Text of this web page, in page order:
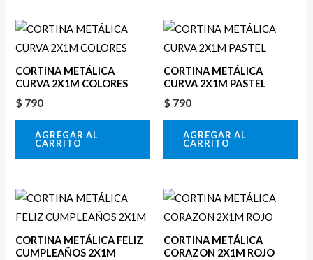
CORTINA METÁLICA
CURVA 2X1M COLORES
$ 790
AGREGAR AL
CARRITO
CORTINA METÁLICA
CURVA 2X1M PASTEL
$ 790
AGREGAR AL
CARRITO
CORTINA METÁLICA FELIZ
CUMPLEAÑOS 2X1M
CORTINA METÁLICA
CORAZON 2X1M ROJO